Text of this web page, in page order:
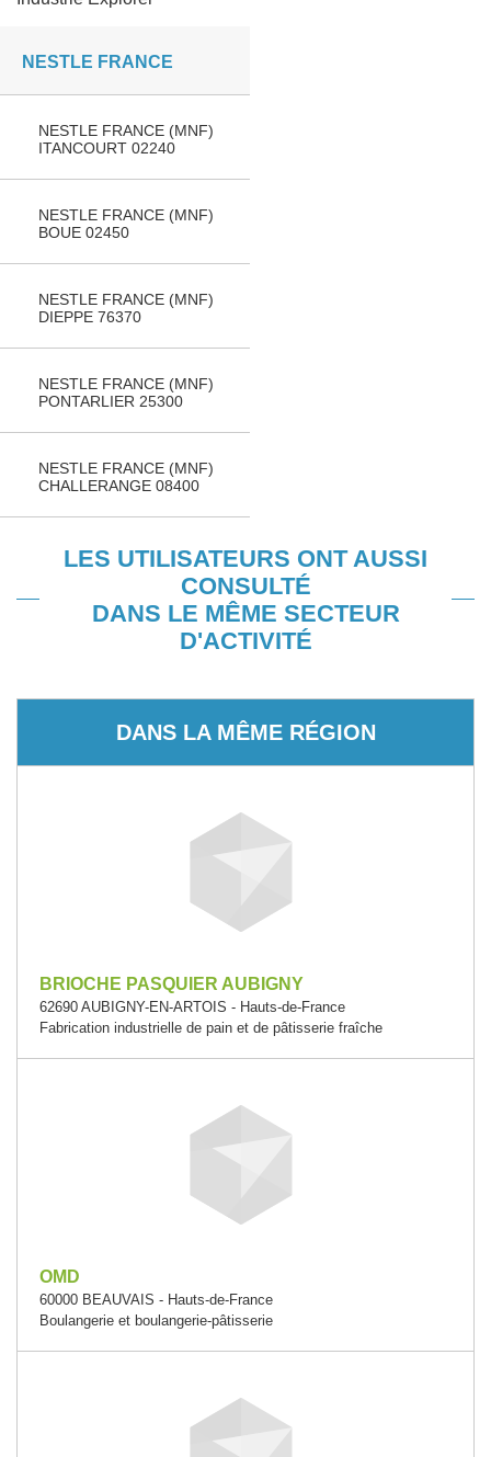
NESTLE FRANCE
NESTLE FRANCE (MNF)
ITANCOURT 02240
NESTLE FRANCE (MNF)
BOUE 02450
NESTLE FRANCE (MNF)
DIEPPE 76370
NESTLE FRANCE (MNF)
PONTARLIER 25300
NESTLE FRANCE (MNF)
CHALLERANGE 08400
LES UTILISATEURS ONT AUSSI
CONSULTÉ
DANS LE MÊME SECTEUR
D'ACTIVITÉ
DANS LA MÊME RÉGION
BRIOCHE PASQUIER AUBIGNY
62690 AUBIGNY-EN-ARTOIS - Hauts-de-France
Fabrication industrielle de pain et de pâtisserie fraîche
OMD
60000 BEAUVAIS - Hauts-de-France
Boulangerie et boulangerie-pâtisserie